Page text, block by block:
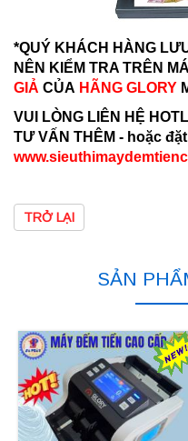
*QUÝ KHÁCH HÀNG
NÊN KIỂM TRA TRÊN
GIẢ CỦA HÃNG GLORY
VUI LÒNG LIÊN HỆ
TƯ VẤN THÊM - hoặc
TRỞ LẠI
SẢN